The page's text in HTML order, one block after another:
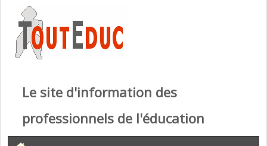
Le site d'information des
professionnels de l'éducation